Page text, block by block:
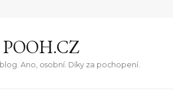
POOH.CZ
Ano, osobní. Díky za pochopení.